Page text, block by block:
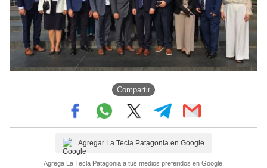
Compartir
Agregar La Tecla Patagonia en Google
Agrega La Tecla Patagonia a tus medios preferidos en Google.